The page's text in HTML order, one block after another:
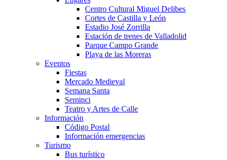
Centro Cultural Miguel Delibes
Cortes de Castilla y León
Estadio José Zorrilla
Estación de trenes de Valladolid
Parque Campo Grande
Playa de las Moreras
Eventos
Fiestas
Mercado Medieval
Semana Santa
Seminci
Teatro y Artes de Calle
Información
Código Postal
Información emergencias
Turismo
Bus turístico